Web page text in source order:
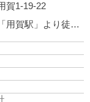
賀1-19-22
東急田園都市線「用賀駅」より徒歩9分